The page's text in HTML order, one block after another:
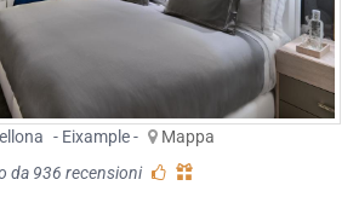
- Eixample -
Mappa
da 936 recensioni